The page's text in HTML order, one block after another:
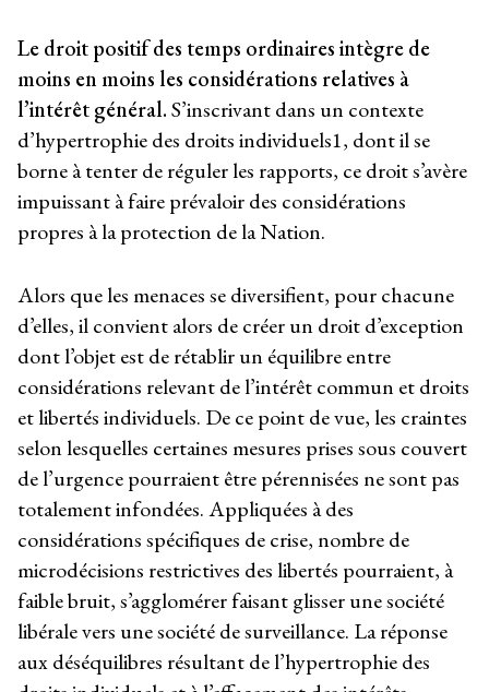
Le droit positif des temps ordinaires intègre de
moins en moins les considérations relatives à
l’intérêt général.S’inscrivant dans un contexte
d’hypertrophie des droits individuels1, dont il se
borne à tenter de réguler les rapports, ce droit s’avère
impuissant à faire prévaloir des considérations
propres à la protection de la Nation.
Alors que les menaces se diversifient, pour chacune
d’elles, il convient alors de créer un droit d’exception
dont l’objet est de rétablir un équilibre entre
considérations relevant de l’intérêt commun et droits
et libertés individuels. De ce point de vue, les craintes
selon lesquelles certaines mesures prises sous couvert
de l’urgence pourraient être pérennisées ne sont pas
totalement infondées. Appliquées à des
considérations spécifiques de crise, nombre de
microdécisions restrictives des libertés pourraient, à
faible bruit, s’agglomérer faisant glisser une société
libérale vers une société de surveillance. La réponse
aux déséquilibres résultant de l’hypertrophie des